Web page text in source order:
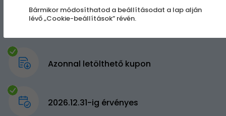
Azonnal letölthető kupon
2026.12.31-ig érvényes
Bármikor módosíthatod a beállításodat a lap alján
lévő „Cookie-beállítások” révén.